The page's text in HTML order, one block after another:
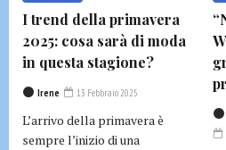
I trend della primavera
2025: cosa sarà di moda
in questa stagione?
Irene 13 Febbraio 2025
L’arrivo della primavera è
sempre l’inizio di una